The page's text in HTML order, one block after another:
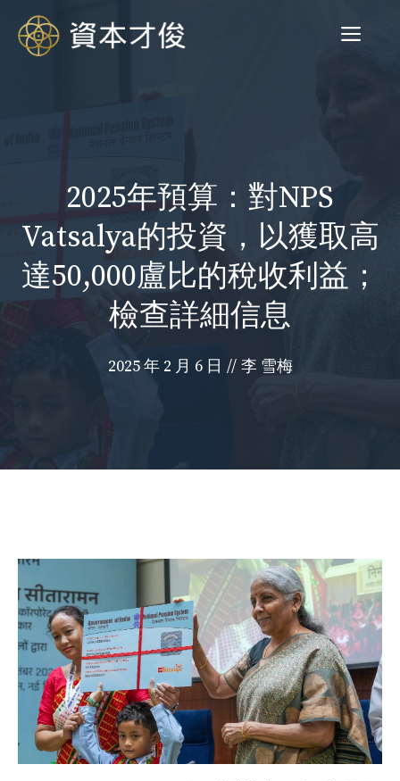
菜
2025年預算：對NPS
Vatsalya的投資，以獲取高
達50,000盧比的稅收利益；
檢查詳細信息
2025 年 2 月 6 日 // 李 雪梅